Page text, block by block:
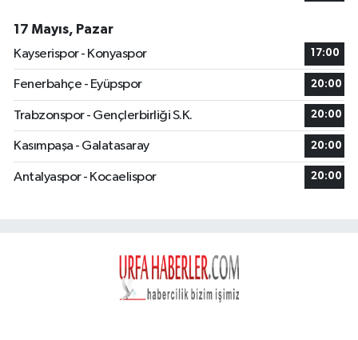
17 Mayıs, Pazar
Kayserispor - Konyaspor
17:00
Fenerbahçe - Eyüpspor 20:00
Trabzonspor - Gençlerbirliği S.K. 20:00
Kasımpaşa - Galatasaray 20:00
Antalyaspor - Kocaelispor 20:00